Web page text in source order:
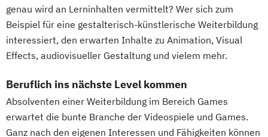
genau wird an Lerninhalten vermittelt? Wer sich zum
Beispiel für eine gestalterisch-künstlerische Weiterbildung
interessiert, den erwarten Inhalte zu Animation, Visual
Effects, audiovisueller Gestaltung und vielem mehr.
Beruflich ins nächste Level kommen
Absolventen einer Weiterbildung im Bereich Games
erwartet die bunte Branche der Videospiele und Games.
Ganz nach den eigenen Interessen und Fähigkeiten können